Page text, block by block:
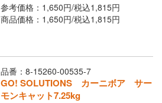
参考価格：1,650円/税込1,815円
商品価格：1,650円/税込1,815円
品番：8-15260-00535-7
GO! SOLUTIONS カーニボア サー
モンキャット7.25kg